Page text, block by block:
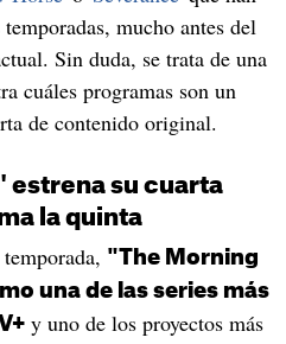
mucho antes del
Sin duda, se trata de una
cuáles programas son un
de contenido original.
estrena su cuarta
la quinta
"The Morning
una de las series más
y uno de los proyectos más